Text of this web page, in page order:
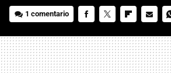
1 comentario
MAIL